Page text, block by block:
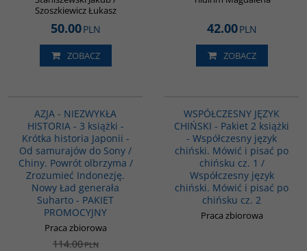
Szoszkiewicz Łukasz
50.00PLN
ZOBACZ
42.00PLN
ZOBACZ
AZJA - NIEZWYKŁA
HISTORIA - 3 książki -
Krótka historia Japonii -
Od samurajów do Sony /
Chiny. Powrót olbrzyma /
Zrozumieć Indonezję.
Nowy Ład generała
Suharto - PAKIET
PROMOCYJNY
Praca zbiorowa
114.00PLN
WSPÓŁCZESNY JĘZYK
CHIŃSKI - Pakiet 2 książki
- Współczesny język
chiński. Mówić i pisać po
chińsku cz. 1 /
Współczesny język
chiński. Mówić i pisać po
chińsku cz. 2
Praca zbiorowa